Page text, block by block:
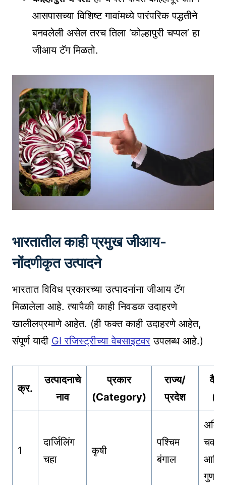
आसपासच्या विशिष्ट गावांमध्ये पारंपरिक पद्धतीने
बनवलेली असेल तरच तिला ‘कोल्हापुरी चप्पल’ हा
जीआय टॅग मिळतो.
भारतातील काही प्रमुख जीआय-
नोंदणीकृत उत्पादने
भारतात विविध प्रकारच्या उत्पादनांना जीआय टॅग
मिळालेला आहे. त्यापैकी काही निवडक उदाहरणे
खालीलप्रमाणे आहेत. (ही फक्त काही उदाहरणे आहेत,
संपूर्ण यादी GI रजिस्ट्रीच्या वेबसाइटवर उपलब्ध आहे.)
क्र.
उत्पादनाचे
नाव
प्रकार
(Category)
राज्य/
प्रदेश
1
दार्जिलिंग
चहा
कृषी
पश्चिम
बंगाल
चव,
आणि